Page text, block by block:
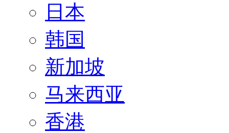
日本
韩国
新加坡
马来西亚
香港